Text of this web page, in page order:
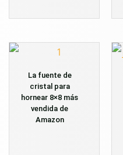
La fuente de
cristal para
hornear 8×8 más
vendida de
Amazon